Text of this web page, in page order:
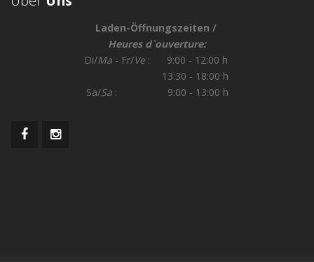
Laden-Öffnungszeiten /
Heures d`ouverture:
Di/Ma- Fr/Ve : 9:00 - 12:00 h
13:30 - 18:00 h
Sa/Sa : 9:00 - 13:00 h